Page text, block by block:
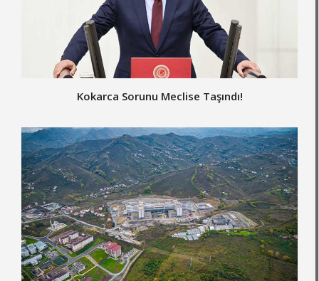
Kokarca Sorunu Meclise Taşındı!